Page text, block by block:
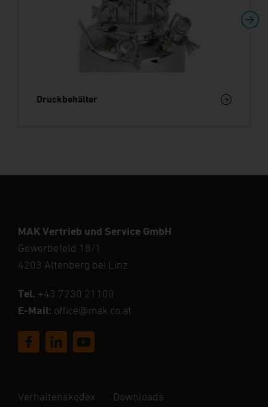
Druckbehälter
MAK Vertrieb und Service GmbH
Gewerbefeld 18/1
4203 Altenberg bei Linz
Tel. +43 7230 21100
E-Mail: office@mak.co.at
Verhaltenskodex Downloads